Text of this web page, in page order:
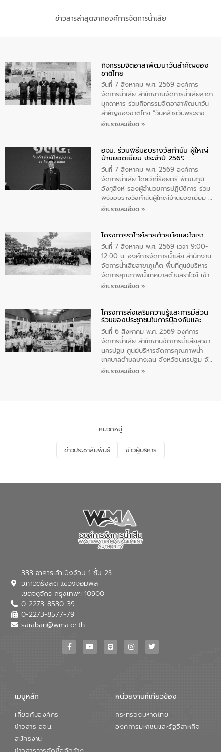
ข่าวสารล่าสุดจากองค์การจัดการน้ำเสีย
กิจกรรมจิตอาสาพัฒนาวันสําคัญของ
ชาติไทย
วันที่ 7 สิงหาคม พ.ศ. 2569 องค์การ
จัดการน้ำเสีย สำนักงาานจัดการน้ำเสียสาขา
มุกดาหาร ร่วมกิจกรรมจิตอาสาพัฒนาวัน
สําคัญของชาติไทย “วันคล้ายวันพระราช
สมภพ สมเด็จพระนางเจ้าสิริกิติ์พระบรม
ทิพย์คำ รองผู้ว่าราชการจังหวัดมุกดาหาร
เป็นประธานในพิธี ณ เรือนจําชั่วคราวนาโสก
ตําบลนาโสก อําเภอเมืองมุกดาหาร จังหวัด
มุกดาหาร โดยในกิจกรรมได้ร่วมปลูกป่า และ
ทําความสะอาดภายในบริเวณ จัดกิจกรรม
เพื่อถวายเป็นพระราชกุศล สมเด็จพระนาง
เจ้าสิริกิติ์พระบรมราชินีนาถ พระบรมราช
อ่านรายละเอียด »
อจน. ร่วมพิธีมอบรางวัลกำนัน ผู้ใหญ่
บ้านยอดเยี่ยม ประจำปี 2569
วันที่ 7 สิงหาคม พ.ศ. 2569 องค์การ
จัดการน้ำเสีย โดยว่าที่ร้อยตรี พัฒนภูมิ
อังศุสิงห์ รองผู้อำนวยการปฏิบัติการ ร่วม
พิธีมอบรางวัลกำนันผู้ใหญ่บ้านยอดเยี่ยม ณ
ทำเนียบรัฐบาล โดยมีนายอนุทิน ชาญวีรกูล
ทองคำและประกาศเกียรติคุณให้แก่ กำนัน
ผู้ใหญ่บ้านยอดเยี่ยม พร้อมกล่าวชื่นชม ให้
โอวาท และมอบนโยบาย
อ่านรายละเอียด »
โครงการราไวย์สวยด้วยมือและใจเรา
วันที่ 7 สิงหาคม พ.ศ. 2569 เวลา 9:00-
12:00 น. องค์การจัดการน้ำเสีย สำนักงาน
จัดการน้ำเสียสาขาภูเก็ต พื้นที่ศูนย์บริหาร
จัดการคุณภาพน้ำเทศบาลตำบลราไวย์ เข้า
ร่วมโครงการราไวย์สวยด้วยมือและใจเรา
ประชาชน ตัวแทนจากโรงแรมต่างๆ ในเขต
เทศบาลตำบลราไวย์ ศูนย์บริหารจัดการ
คุณภาพน้ำเทศบาลตำบลราไวย์ นำโดยนาย
น้อย แก้วเศษ ผู้จัดการสำนักงานจัดการน้ำ
เสียสาขาภูเก็ต พร้อมด้วยเจ้าหน้าที่ จำนวน
5 คน ร่วมทำกิจกรรม ทำความสะอาด
ชายหาดและแหล่งท่องเที่ยว ณ บริเวณ
อ่านรายละเอียด »
โครงการส่งเสริมความรู้และการมีส่วน
ร่วมของประชาชนในการป้องกันและ
แก้ไขปัญหาน้ำเสียอย่างยั่งยืน
วันที่ 6 สิงหาคม พ.ศ. 2569 องค์การ
จัดการน้ำเสีย สำนักงานจัดการน้ำเสียสาขา
นครปฐม ศูนย์บริหารจัดการคุณภาพน้ำ
เทศบาลตำบลบางเลน จังหวัดนครปฐม จัด
กิจกรรมภายใต้โครงการส่งเสริมความรู้และ
จัดการน้ำเสียและสร้างจิตสำนึกในการ
อนุรักษ์สิ่งแวดล้อม ในหัวข้อ “น้ำเสียชุมชน
และการบำบัดน้ำเสียเบื้องต้น” โดยให้ความรู้
เกี่ยวกับสาเหตุและผลกระทบของน้ำเสีย
ณ เทศบาลตำบลบางเลน จังหวัดนครปฐม
อ่านรายละเอียด »
หมวดหมู่
ข่าวประชาสัมพันธ์ ข่าวผู้บริหาร
333 อาคารเล้าเป้งง้วน 1 ชั้น 23
วิภาวดีรังสิต แขวงจอมพล
เขตจตุจักร กรุงเทพฯ 10900
0-2273-8530-39
0-2273-8577-79
saraban@wma.or.th
เมนูหลัก
เกี่ยวกับองค์กร
ข่าวสาร อจน.
สมัครงาน
ข่าวสารการจัดซื้อจัดจ้าง
หน่วยงานที่เกียวข้อง
กระทรวงมหาดไทย
องค์การมหาชนและรัฐวิสาหกิจ